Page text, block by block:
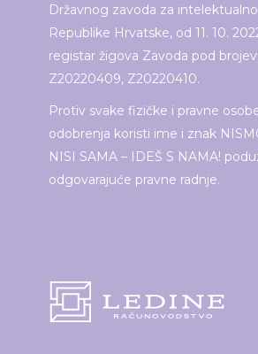
Državnog zavoda za
Republike Hrvatske, od 11. 10.
registar žigova Zavoda pod
Z20220409, Z20220410.
Protiv svake fizičke i pravne
odobrenja koristi ime i znak
NISI SAMA – IDEŠ S NAMA!
odgovarajuće pravne radnje.